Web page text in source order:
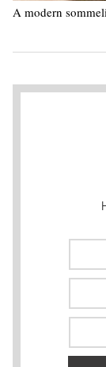
A modern